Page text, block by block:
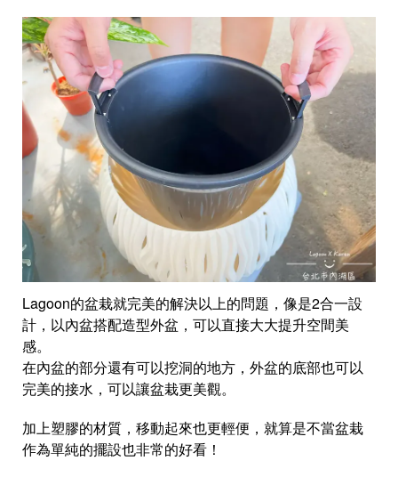
Lagoon的盆栽就完美的解決以上的問題，像是2合一設
計，以內盆搭配造型外盆，可以直接大大提升空間美
感。
在內盆的部分還有可以挖洞的地方，外盆的底部也可以
完美的接水，可以讓盆栽更美觀。
加上塑膠的材質，移動起來也更輕便，就算是不當盆栽
作為單純的擺設也非常的好看！